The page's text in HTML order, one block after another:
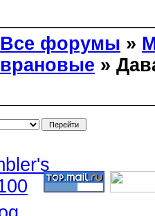
Все форумы »
врановые »